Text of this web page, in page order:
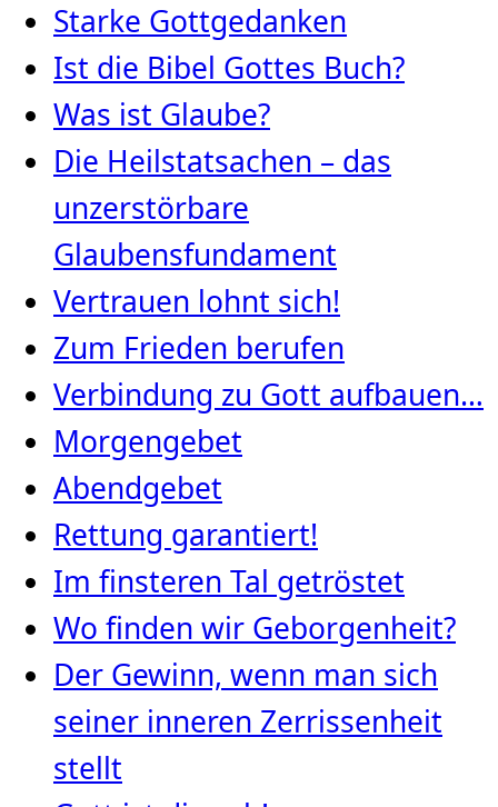
Starke Gottgedanken
Ist die Bibel Gottes Buch?
Was ist Glaube?
Die Heilstatsachen – das
unzerstörbare
Glaubensfundament
Vertrauen lohnt sich!
Zum Frieden berufen
Verbindung zu Gott aufbauen…
Morgengebet
Abendgebet
Rettung garantiert!
Im finsteren Tal getröstet
Wo finden wir Geborgenheit?
Der Gewinn, wenn man sich
seiner inneren Zerrissenheit
stellt